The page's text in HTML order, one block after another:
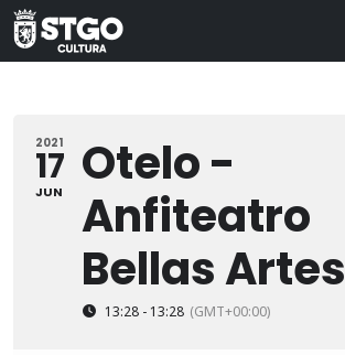
2021
17
JUN
Otelo -
Anfiteatro
Bellas Artes
13:28 - 13:28 (GMT+00:00)